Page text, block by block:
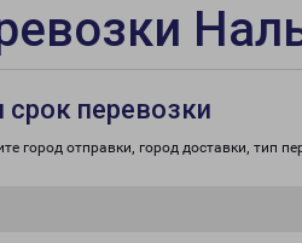
срок перевозки
город отправки, город доставки, тип